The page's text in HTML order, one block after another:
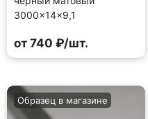
3000×14×9,1
от 740 ₽/шт.
Образец в магазине